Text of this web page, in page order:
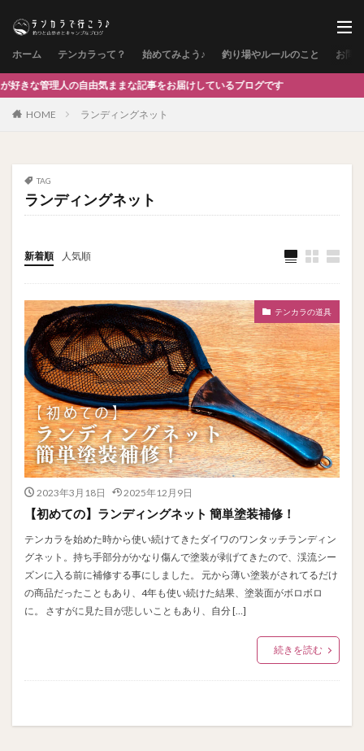
ホーム テンカラって？ 始めてみよう♪ 釣り場やルールのこと お問
の自由気ままな記事をお届けしているブログです
HOME ランディングネット
TAG
ランディングネット
新着順 人気順
テンカラの道具
2023年3月18日 2025年12月9日
【初めての】ランディングネット 簡単塗装補修！
テンカラを始めた時から使い続けてきたダイワのワンタッチランディン
グネット。持ち手部分がかなり傷んで塗装が剥げてきたので、渓流シー
ズンに入る前に補修する事にしました。 元から薄い塗装がされてるだけ
の商品だったこともあり、4年も使い続けた結果、塗装面がボロボロ
に。 さすがに見た目が悲しいこともあり、自分 […]
続きを読む